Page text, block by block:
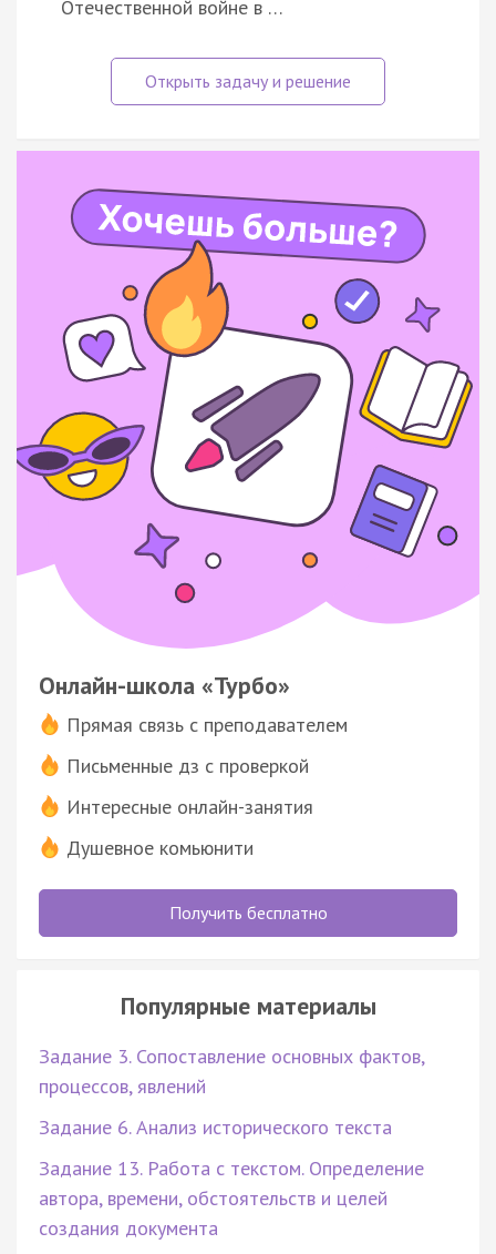
Отечественной войне в …
Онлайн-школа «Турбо»
Прямая связь с преподавателем
Письменные дз с проверкой
Интересные онлайн-занятия
Душевное комьюнити
Получить бесплатно
Популярные материалы
Задание 3. Сопоставление основных фактов,
процессов, явлений
Задание 6. Анализ исторического текста
Задание 13. Работа с текстом. Определение
автора, времени, обстоятельств и целей
создания документа